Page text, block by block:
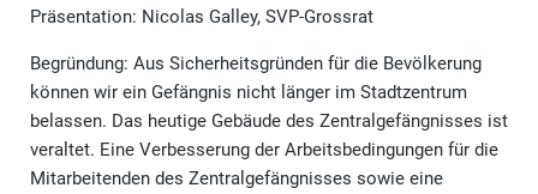
Präsentation: Nicolas Galley, SVP-Grossrat
Begründung: Aus Sicherheitsgründen für die Bevölkerung
können wir ein Gefängnis nicht länger im Stadtzentrum
belassen. Das heutige Gebäude des Zentralgefängnisses ist
veraltet. Eine Verbesserung der Arbeitsbedingungen für die
Mitarbeitenden des Zentralgefängnisses sowie eine